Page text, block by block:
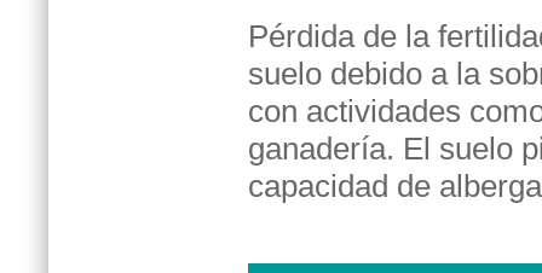
Pérdida de la
suelo debido a la
con actividades
ganadería. El suelo
capacidad de